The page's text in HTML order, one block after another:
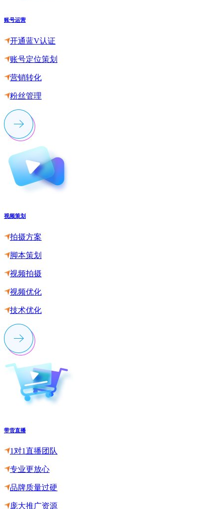
账号运营
开通蓝V认证
账号定位策划
营销转化
粉丝管理
视频策划
拍摄方案
脚本策划
视频拍摄
视频优化
技术优化
带货直播
1对1直播团队
专业更放心
品牌质量过硬
庞大推广资源